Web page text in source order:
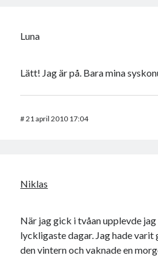
Luna
Lätt! Jag är på. Bara mina
#21 april 2010 17:04
Niklas
När jag gick i tvåan upplevde
lyckligaste dagar. Jag hade varit
den vintern och vaknade en